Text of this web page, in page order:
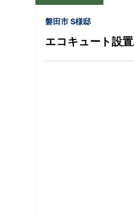
磐田市 S様邸
エコキュート設